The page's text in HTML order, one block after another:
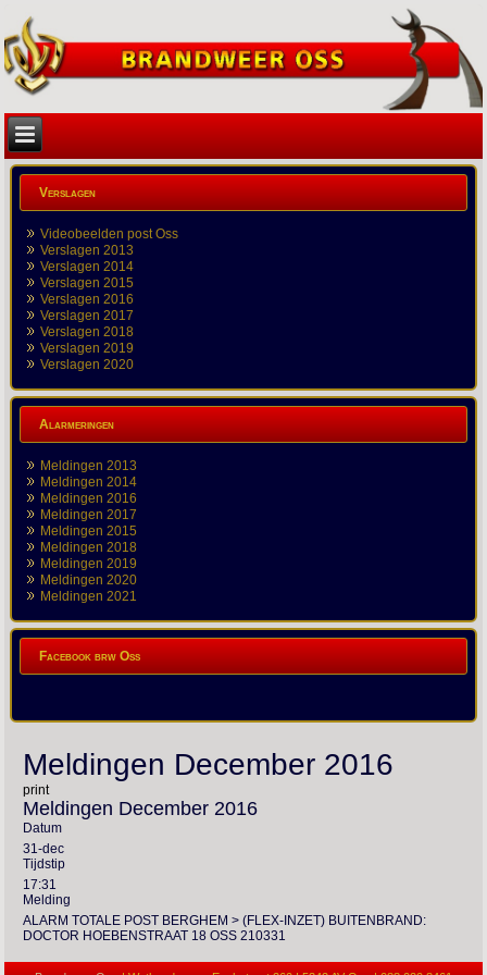
Verslagen
Videobeelden post Oss
Verslagen 2013
Verslagen 2014
Verslagen 2015
Verslagen 2016
Verslagen 2017
Verslagen 2018
Verslagen 2019
Verslagen 2020
Alarmeringen
Meldingen 2013
Meldingen 2014
Meldingen 2016
Meldingen 2017
Meldingen 2015
Meldingen 2018
Meldingen 2019
Meldingen 2020
Meldingen 2021
Facebook brw Oss
Meldingen December 2016
print
Meldingen December 2016
Datum
31-dec
Tijdstip
17:31
Melding
ALARM TOTALE POST BERGHEM > (FLEX-INZET) BUITENBRAND:
DOCTOR HOEBENSTRAAT 18 OSS 210331